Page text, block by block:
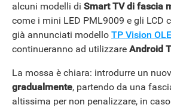
alcuni modelli di Smart TV di fascia
come i mini LED PML9009 e gli LCD
già annunciati modello TP Vision
continueranno ad utilizzare Android
La mossa è chiara: introdurre un
gradualmente, partendo da una
altissima per non penalizzare, in